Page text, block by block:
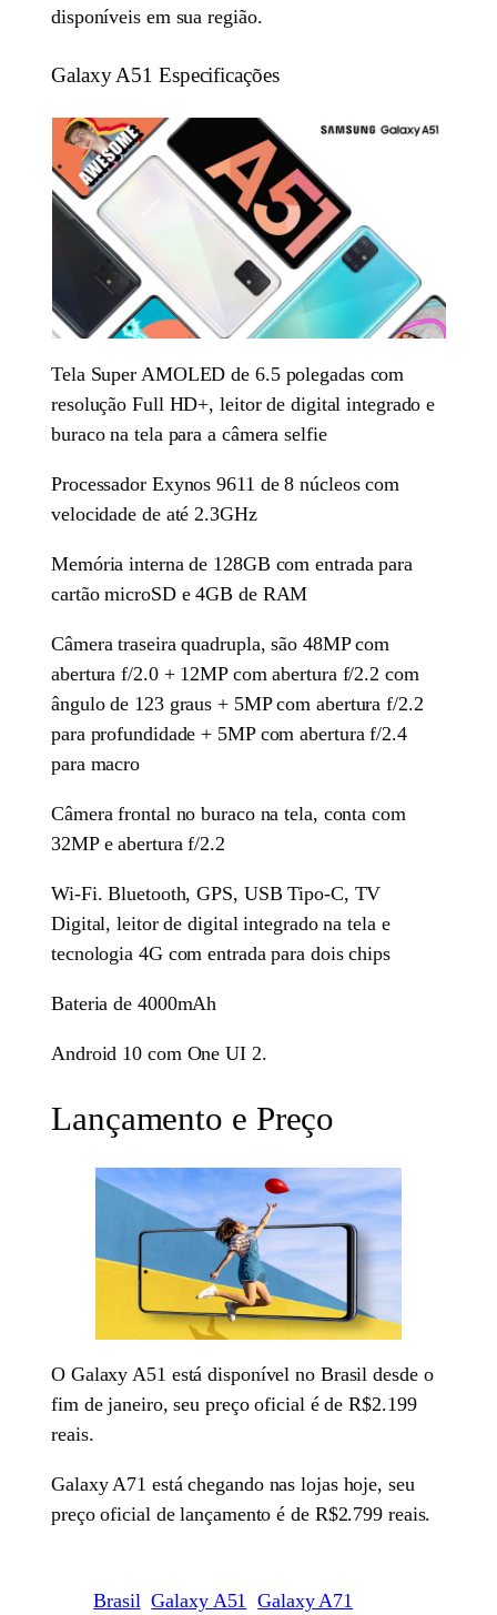
disponíveis em sua região.
Galaxy A51 Especificações
Tela Super AMOLED de 6.5 polegadas com
resolução Full HD+, leitor de digital integrado e
buraco na tela para a câmera selfie
Processador Exynos 9611 de 8 núcleos com
velocidade de até 2.3GHz
Memória interna de 128GB com entrada para
cartão microSD e 4GB de RAM
Câmera traseira quadrupla, são 48MP com
abertura f/2.0 + 12MP com abertura f/2.2 com
ângulo de 123 graus + 5MP com abertura f/2.2
para profundidade + 5MP com abertura f/2.4
para macro
Câmera frontal no buraco na tela, conta com
32MP e abertura f/2.2
Wi-Fi. Bluetooth, GPS, USB Tipo-C, TV
Digital, leitor de digital integrado na tela e
tecnologia 4G com entrada para dois chips
Bateria de 4000mAh
Android 10 com One UI 2.
Lançamento e Preço
O Galaxy A51 está disponível no Brasil desde o
fim de janeiro, seu preço oficial é de R$2.199
reais.
Galaxy A71 está chegando nas lojas hoje, seu
preço oficial de lançamento é de R$2.799 reais.
Brasil Galaxy A51 Galaxy A71